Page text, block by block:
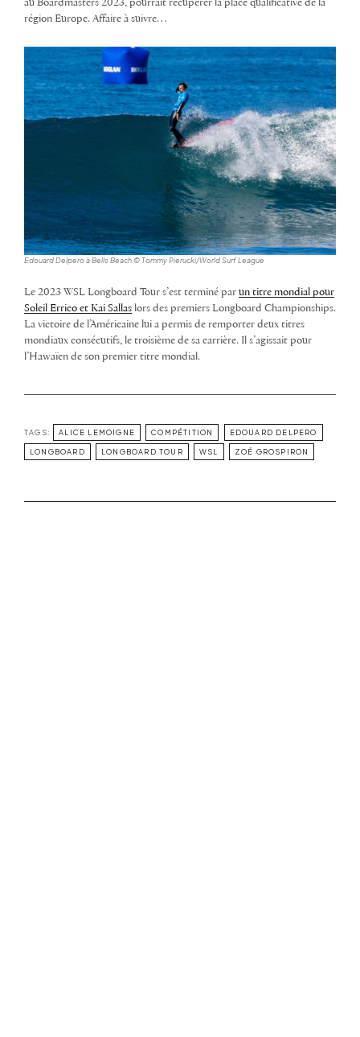
au Boardmasters 2023, pourrait récupérer la place qualificative de la
région Europe. Affaire à suivre…
Edouard Delpero à Bells Beach © Tommy Pierucki/World Surf League
Le 2023 WSL Longboard Tour s’est terminé par un titre mondial pour
Soleil Errico et Kai Sallas lors des premiers Longboard Championships.
La victoire de l’Américaine lui a permis de remporter deux titres
mondiaux consécutifs, le troisième de sa carrière. Il s’agissait pour
l’Hawaïen de son premier titre mondial.
TAGS: ALICE LEMOIGNE COMPÉTITION EDOUARD DELPERO
LONGBOARD LONGBOARD TOUR WSL ZOÉ GROSPIRON